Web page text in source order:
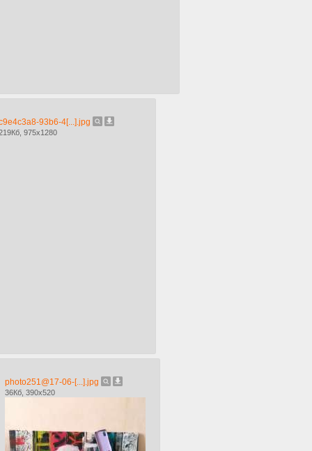
93b6-4[...].jpg
975x1280
photo251@17-06-[...].jpg
36Кб, 390x520